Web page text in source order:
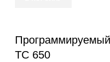
ТС 650